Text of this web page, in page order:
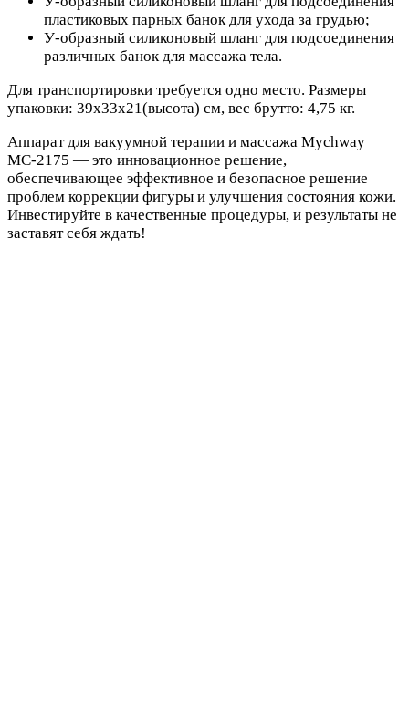
пластиковых парных банок для ухода за грудью;
У-образный силиконовый шланг для подсоединения
различных банок для массажа тела.
Для транспортировки требуется одно место. Размеры
упаковки: 39х33х21(высота) см, вес брутто: 4,75 кг.
Аппарат для вакуумной терапии и массажа Mychway
МС-2175 — это инновационное решение,
обеспечивающее эффективное и безопасное решение
проблем коррекции фигуры и улучшения состояния кожи.
Инвестируйте в качественные процедуры, и результаты не
заставят себя ждать!